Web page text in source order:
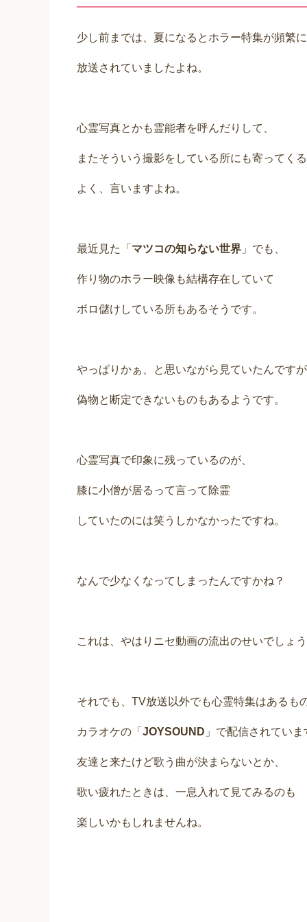
少し前までは、夏になるとホラー特集が頻繁
放送されていましたよね。
心霊写真とかも霊能者を呼んだりして、
またそういう撮影をしている所にも寄ってく
よく、言いますよね。
最近見た「 マツコの知らない世界 」でも、
作り物のホラー映像も結構存在していて
ボロ儲けしている所もあるそうです。
やっぱりかぁ、と思いながら見ていたんですが
偽物と断定できないものもあるようです。
心霊写真で印象に残っているのが、
膝に小僧が居るって言って除霊
していたのには笑うしかなかったですね。
なんで少なくなってしまったんですかね？
これは、やはりニセ動画の流出のせいでしょ
それでも、TV放送以外でも心霊特集はあるも
カラオケの「 JOYSOUND 」で配信されてい
友達と来たけど歌う曲が決まらないとか、
歌い疲れたときは、一息入れて見てみるのも
楽しいかもしれませんね。